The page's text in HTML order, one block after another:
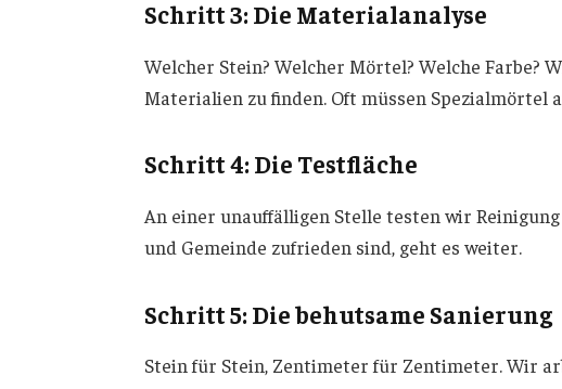
Schritt 3: Die Materialanalyse
Welcher Stein? Welcher Mörtel? Welche Farbe?
Materialien zu finden. Oft müssen Spezialmörtel
Schritt 4: Die Testfläche
An einer unauffälligen Stelle testen wir
und Gemeinde zufrieden sind, geht es weiter.
Schritt 5: Die behutsame Sanierung
Stein für Stein, Zentimeter für Zentimeter. Wir